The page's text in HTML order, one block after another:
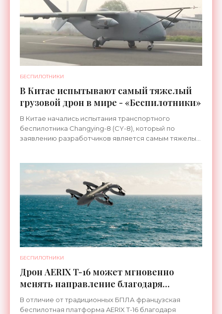
БЕСПИЛОТНИКИ
В Китае испытывают самый тяжелый
грузовой дрон в мире - «Беспилотники»
В Китае начались испытания транспортного
беспилотника Changying-8 (CY-8), который по
заявлению разработчиков является самым тяжелым
БЕСПИЛОТНИКИ
Дрон AERIX T-16 может мгновенно
менять направление благодаря
уникальной системе тяги -
«Беспилотники»
В отличие от традиционных БПЛА французская
беспилотная платформа AERIX T-16 благодаря